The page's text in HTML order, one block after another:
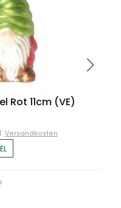
Rot 11cm (VE)
Versandkosten